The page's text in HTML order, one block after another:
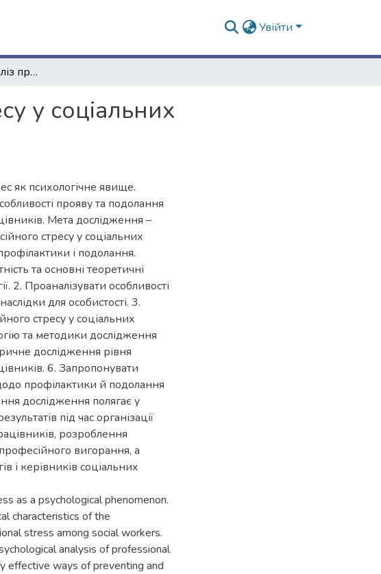
Увійти
Психологічний аналіз професійного стресу у соціальних працівників
у соціальних
як психологічне явище.
прояву та подолання
Мета дослідження –
стресу у соціальних
і подолання.
та основні теоретичні
2. Проаналізувати особливості
для особистості. 3.
стресу у соціальних
та методики дослідження
дослідження рівня
6. Запропонувати
профілактики й подолання
дослідження полягає у
під час організації
розроблення
вигорання, а
і керівників соціальних
as a psychological phenomenon.
characteristics of the
stress among social workers.
analysis of professional
effective ways of preventing and